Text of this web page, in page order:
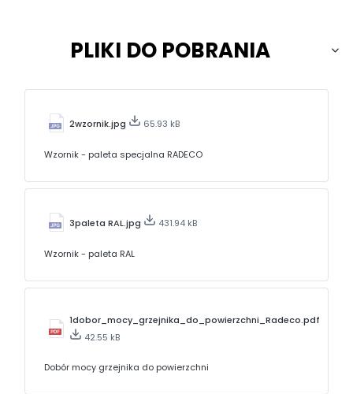
PLIKI DO POBRANIA
2wzornik.jpg 65.93 kB
Wzornik - paleta specjalna RADECO
3paleta RAL.jpg 431.94 kB
Wzornik - paleta RAL
1dobor_mocy_grzejnika_do_powierzchni_Radeco.pdf
42.55 kB
Dobór mocy grzejnika do powierzchni